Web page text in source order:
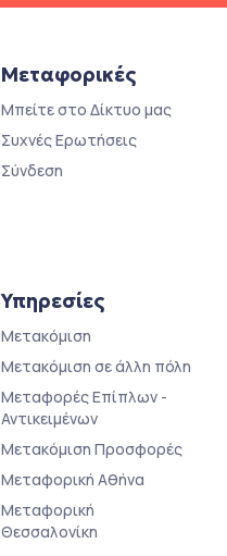
Μεταφορικές
Μπείτε στο Δίκτυο μας
Συχνές Ερωτήσεις
Σύνδεση
Υπηρεσίες
Μετακόμιση
Μετακόμιση σε άλλη πόλη
Μεταφορές Επίπλων -
Αντικειμένων
Μετακόμιση Προσφορές
Μεταφορική Αθήνα
Μεταφορική
Θεσσαλονίκη